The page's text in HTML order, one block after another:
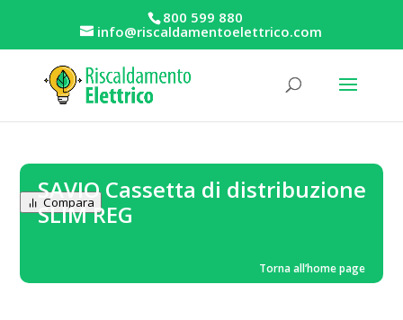
800 599 880
info@riscaldamentoelettrico.com
SAVIO Cassetta di distribuzione
SLIM REG
Compara
Torna all’home page